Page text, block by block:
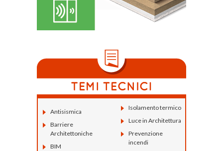
Antisismica
Barriere
Architettoniche
BIM
Isolamento termico
Luce in Architettura
Prevenzione
incendi